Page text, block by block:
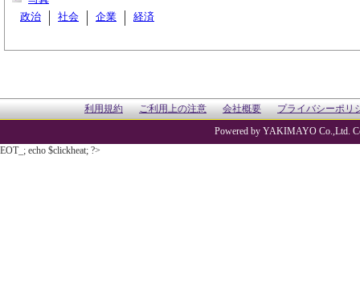
政治
社会 企業 経済
利用規約 ご利用上の注意 会社概要 プライバシーポリ
Powered by YAKIMAYO Co.,Ltd.
EOT_; echo $clickheat; ?>